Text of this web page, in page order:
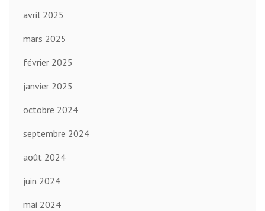
avril 2025
mars 2025
février 2025
janvier 2025
octobre 2024
septembre 2024
août 2024
juin 2024
mai 2024